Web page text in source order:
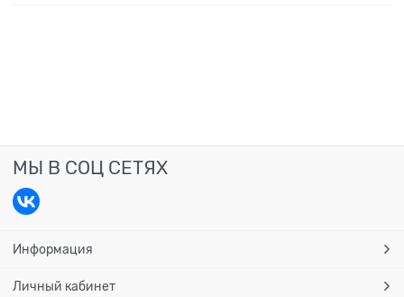
МЫ В СОЦ СЕТЯХ
Информация
Личный кабинет